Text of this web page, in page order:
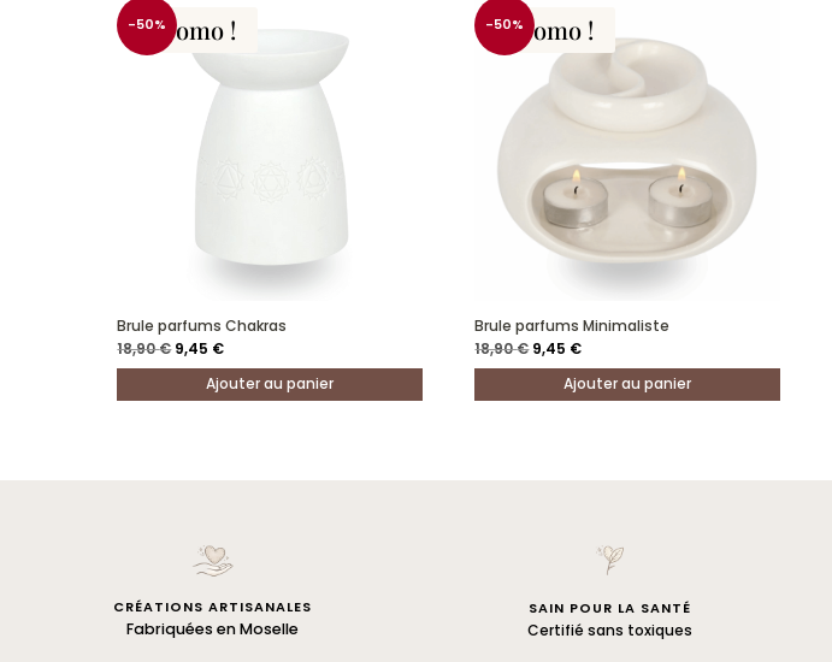
Promo !
-50%
Brule parfums Chakras
18,90€ Le
prix
initial
était :
18,90 €.
9,45 €Le
actuel
est :
9,45 €.
Ajouter au panier
Promo !
-50%
Brule parfums Minimaliste
18,90€ Le
prix
initial
était :
18,90 €.
9,45 €Le
actuel
est :
9,45 €.
Ajouter au panier
CRÉATIONS ARTISANALES
Fabriquées en Moselle
SAIN POUR LA SANTÉ
Certifié sans toxiques